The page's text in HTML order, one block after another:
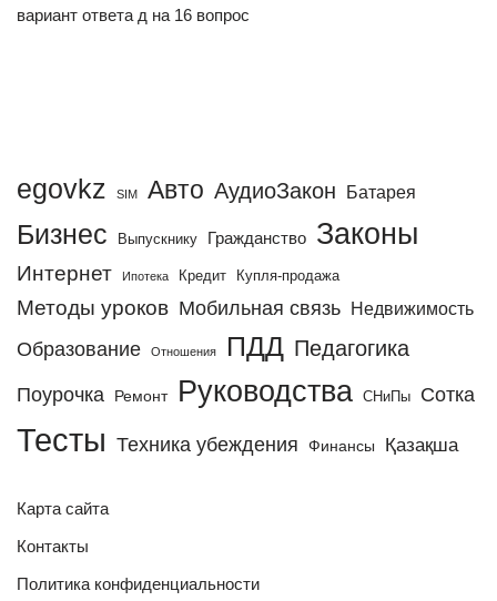
вариант ответа д на 16 вопрос
egovkz SIM Авто АудиоЗакон Батарея
Бизнес Выпускнику Гражданство Законы
Интернет Ипотека Кредит Купля-продажа
Методы уроков Мобильная связь Недвижимость
Образование Отношения ПДД Педагогика
Поурочка Ремонт Руководства СНиПы Сотка
Тесты Техника убеждения Финансы Қазақша
Карта сайта
Контакты
Политика конфиденциальности